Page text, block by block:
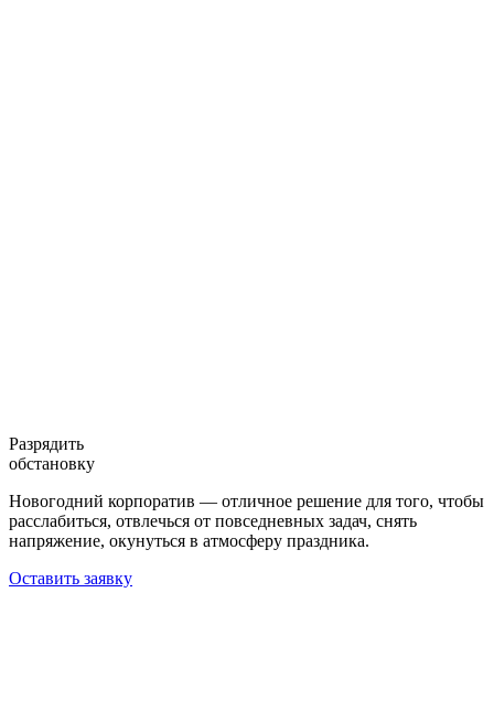
Разрядить
обстановку
Новогодний корпоратив — отличное решение для того, чтобы
расслабиться, отвлечься от повседневных задач, снять
напряжение, окунуться в атмосферу праздника.
Оставить заявку